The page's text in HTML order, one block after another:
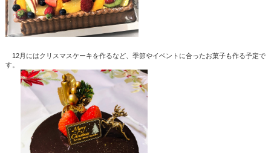
12月にはクリスマスケーキを作るなど、季節やイベントに合ったお菓子も作る予定で
す。